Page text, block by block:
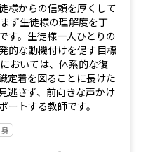
様からの信頼を厚くして
ず生徒様の理解度を丁
す。生徒様一人ひとりの
的な動機付けを促す目標
おいては、体系的な復
定着を図ることに長けた
逃さず、前向きな声かけ
トする教師です。